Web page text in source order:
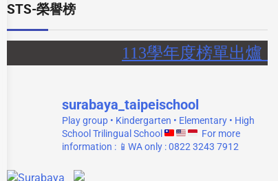
STS-榮譽榜
113學年度榜單出爐，
surabaya_taipeischool
Play group • Kindergarten • Elementary • High
School Trilingual School
For more
information :📱WA only : 0822 3243 7912